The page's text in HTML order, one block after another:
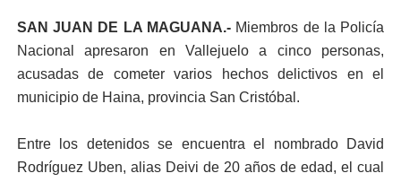
SAN JUAN DE LA MAGUANA.- Miembros de la Policía
Nacional apresaron en Vallejuelo a cinco personas,
acusadas de cometer varios hechos delictivos en el
municipio de Haina, provincia San Cristóbal.
Entre los detenidos se encuentra el nombrado David
Rodríguez Uben, alias Deivi de 20 años de edad, el cual